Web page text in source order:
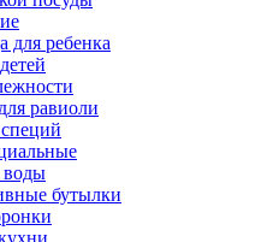
для ребенка
равиоли
воды
бутылки